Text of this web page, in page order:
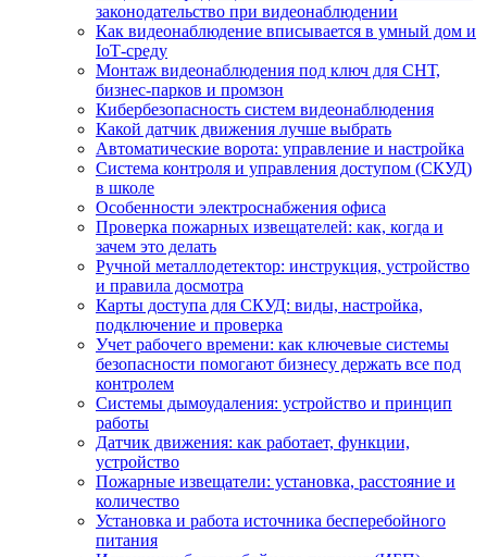
законодательство при видеонаблюдении
Как видеонаблюдение вписывается в умный дом и
IoT‑среду
Монтаж видеонаблюдения под ключ для СНТ,
бизнес‑парков и промзон
Кибербезопасность систем видеонаблюдения
Какой датчик движения лучше выбрать
Автоматические ворота: управление и настройка
Система контроля и управления доступом (СКУД)
в школе
Особенности электроснабжения офиса
Проверка пожарных извещателей: как, когда и
зачем это делать
Ручной металлодетектор: инструкция, устройство
и правила досмотра
Карты доступа для СКУД: виды, настройка,
подключение и проверка
Учет рабочего времени: как ключевые системы
безопасности помогают бизнесу держать все под
контролем
Системы дымоудаления: устройство и принцип
работы
Датчик движения: как работает, функции,
устройство
Пожарные извещатели: установка, расстояние и
количество
Установка и работа источника бесперебойного
питания